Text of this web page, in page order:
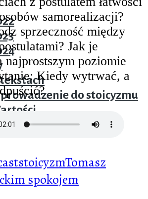
do stoicyzmu
samorealizacji?
sprzeczność między
Jak je
najprostszym poziomie
Kiedy wytrwać, a
stoicyzmTomasz
spokojem